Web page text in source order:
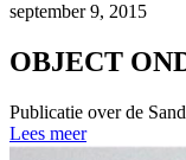
september 9, 2015
OBJECT
Publicatie over de
Lees meer